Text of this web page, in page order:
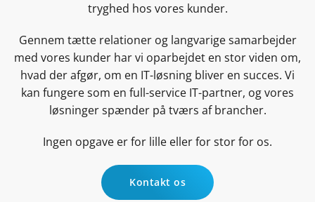
tryghed hos vores kunder.
Gennem tætte relationer og langvarige samarbejder
med vores kunder har vi oparbejdet en stor viden om,
hvad der afgør, om en IT-løsning bliver en succes. Vi
kan fungere som en full-service IT-partner, og vores
løsninger spænder på tværs af brancher.
Ingen opgave er for lille eller for stor for os.
Kontakt os